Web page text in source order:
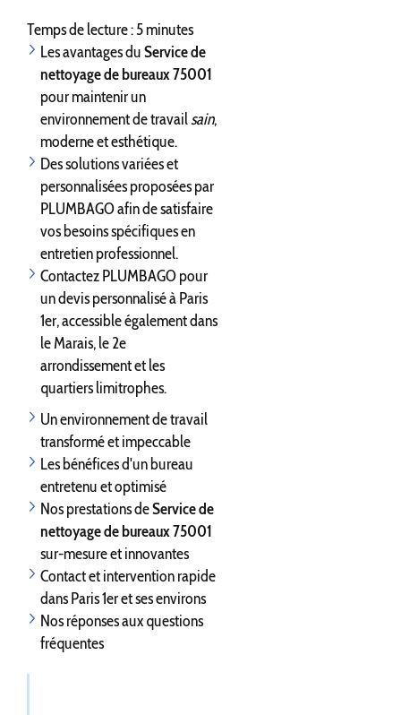
Temps de lecture : 5 minutes
Les avantages duService de
nettoyage de bureaux 75001
pour maintenir un
environnement de travailsain,
moderne et esthétique.
Des solutions variées et
personnalisées proposées par
PLUMBAGO afin de satisfaire
vos besoins spécifiques en
entretien professionnel.
Contactez PLUMBAGO pour
un devis personnalisé à Paris
1er, accessible également dans
le Marais, le 2e
arrondissement et les
quartiers limitrophes.
Un environnement de travail
transformé et impeccable
Les bénéfices d'un bureau
entretenu et optimisé
Nos prestations deService de
nettoyage de bureaux 75001
sur-mesure et innovantes
Contact et intervention rapide
dans Paris 1er et ses environs
Nos réponses aux questions
fréquentes